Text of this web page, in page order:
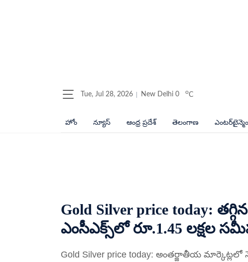
Tue, Jul 28, 2026 New Delhi 0 oC
హోం న్యూస్ ఆంధ్ర ప్రదేశ్ తెలంగాణ
Gold Silver price today:
ఎంసీఎక్స్‌లో రూ.1.45 లక్షల
Gold Silver price today: అంతర్జాతీయ